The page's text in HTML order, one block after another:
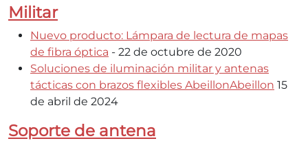
Militar
Nuevo producto: Lámpara de lectura de mapas
de fibra óptica - 22 de octubre de 2020
Soluciones de iluminación militar y antenas
tácticas con brazos flexibles AbeillonAbeillon 15
de abril de 2024
Soporte de antena